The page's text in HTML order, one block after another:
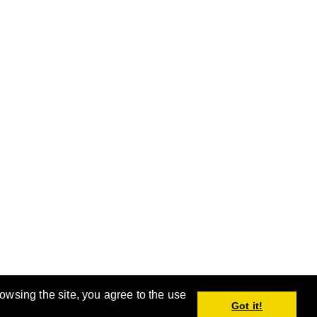
the site, you agree to the use
Got it!